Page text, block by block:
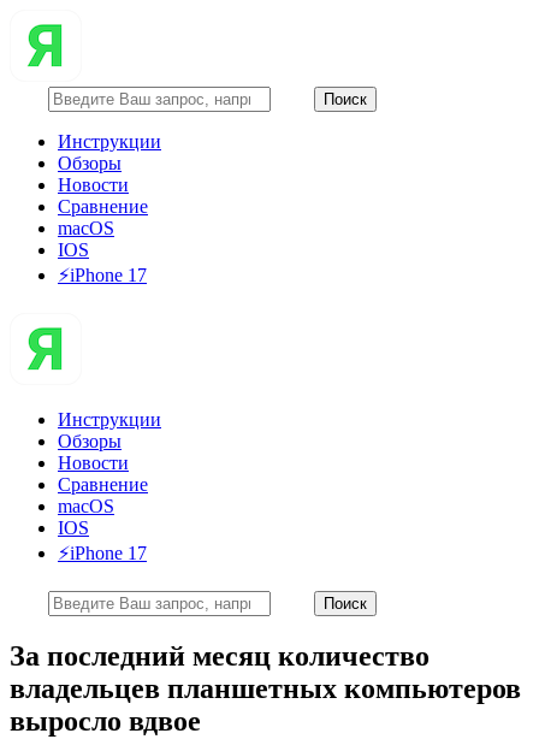
Инструкции
Обзоры
Новости
Сравнение
macOS
IOS
⚡️iPhone 17
Инструкции
Обзоры
Новости
Сравнение
macOS
IOS
⚡️iPhone 17
За последний месяц количество
владельцев планшетных компьютеров
выросло вдвое